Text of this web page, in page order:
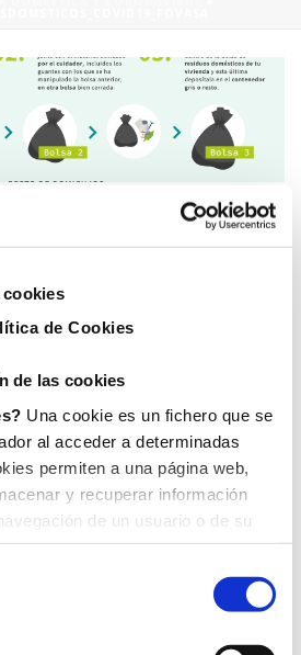
cookies
de Cookies
de las cookies
Una cookie es un fichero que se
al acceder a determinadas
permiten a una página web,
y recuperar información
de un usuario o de su
de la información que contengan y
su equipo, pueden utilizarse